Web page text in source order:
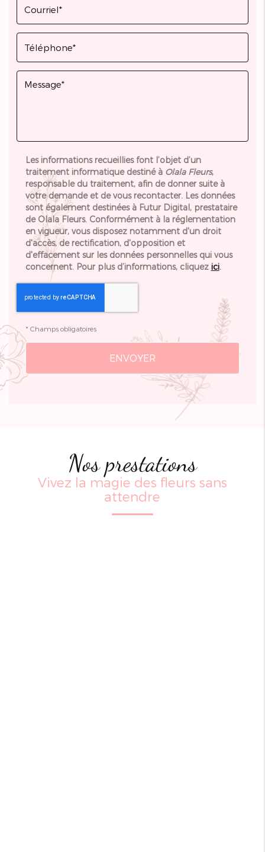
Les informations recueillies font l’objet d’un
traitement informatique destiné àOlala Fleurs,
responsable du traitement, afin de donner suite à
votre demande et de vous recontacter. Les données
sont également destinées à Futur Digital, prestataire
de Olala Fleurs. Conformément à la réglementation
en vigueur, vous disposez notamment d'un droit
d'accès, de rectification, d'opposition et
d'effacement sur les données personnelles qui vous
concernent. Pour plus d’informations, cliquez ici.
* Champs obligatoires
Nos prestations
Vivez la magie des fleurs sans
attendre